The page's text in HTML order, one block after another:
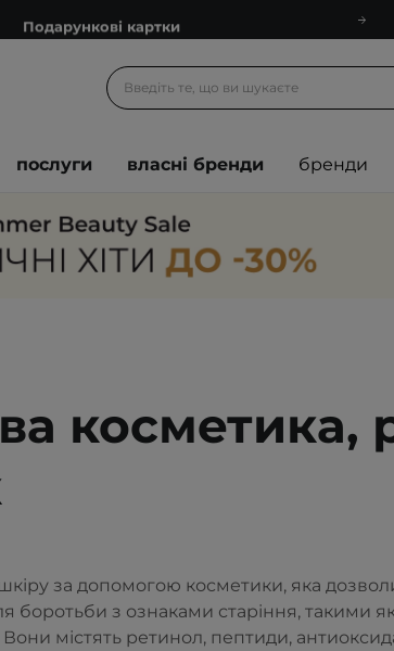
Подарункові картки
нас і отримуй ще більше балів
Познайомимося?
Доставка з любов'ю
Подарункові картки
послуги власні бренди бренди
косметика,
за допомогою косметики, яка
боротьби з ознаками старіння, такими
містять ретинол, пептиди,